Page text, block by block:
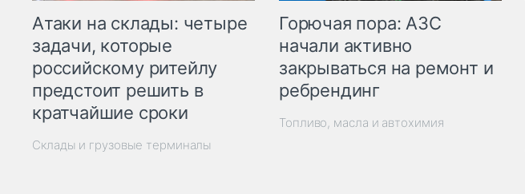
Атаки на склады: четыре
задачи, которые
российскому ритейлу
предстоит решить в
кратчайшие сроки
Склады и грузовые терминалы
Горючая пора: АЗС
начали активно
закрываться на ремонт и
ребрендинг
Топливо, масла и автохимия